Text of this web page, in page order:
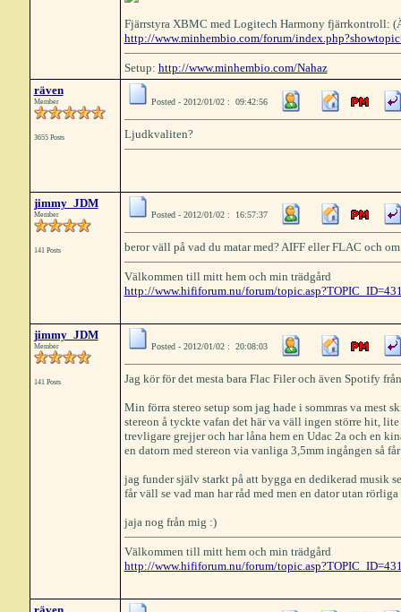
Fjärrstyra XBMC med Logitech Harmony fjärrkontroll:
http://www.minhembio.com/forum/
Setup: http://www.minhembio.com/Nahaz
räven
Member
3655 Posts
Posted - 2012/01/02 : 09:42:56
Ljudkvaliten?
jimmy_JDM
Member
141 Posts
Posted - 2012/01/02 : 16:57:37
beror väll på vad du matar med? AIFF eller FLAC och
Välkommen till mitt hem och min trädgård
http://www.hififorum.nu/forum/
jimmy_JDM
Member
141 Posts
Posted - 2012/01/02 : 20:08:03
Jag kör för det mesta bara Flac Filer och även Spotify
Min förra stereo setup som jag hade i sommras va mest
stereon å tyckte vafan det här va väll ingen större hit,
trevligare grejjer och har låna hem en Udac 2a och en
en datorn med stereon via vanliga 3,5mm ingången så
jag funder själv starkt på att bygga en dedikerad musik
får väll se vad man har råd med men en dator utan
jaja nog från mig :)
Välkommen till mitt hem och min trädgård
http://www.hififorum.nu/forum/